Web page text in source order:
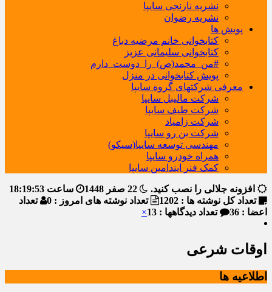
نشریه نارنجی سایپا
نشریه رضوان
پویش ها
کتابخوانی خانم مرضیه دباغ
کتابخوانی سلیمانی عزیز
#من_محمد(ص)_را_دوست_دارم
پویش کتابخوانی در منزل
معرفی شرکتهای گروه سایپا
شرکت مالیبل سایپا
شرکت طیف سایپا
شرکت زامیاد
شرکت بن رو سایپا
مهندسی توسعه سایپا(سیکو)
همراه خودرو سایپا
کمک فنر ایندامین سایپا
افزونه جلالی را نصب کنید. ساعت 18:19:53
تعداد کل نوشته ها : 1202
تعداد نوشته های امروز : 0
تعداد
اعضا : 36
تعداد دیدگاهها : 13 ×
اوقات شرعی
اطلاعیه ها